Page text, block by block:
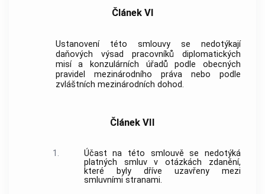
Článek VI
Ustanovení této smlouvy se nedotýkají
daňových výsad pracovníků diplomatických
misí a konzulárních úřadů podle obecných
pravidel mezinárodního práva nebo podle
zvláštních mezinárodních dohod.
Článek VII
1.
Účast na této smlouvě se nedotýká
platných smluv v otázkách zdanění,
které byly dříve uzavřeny mezi
smluvními stranami.